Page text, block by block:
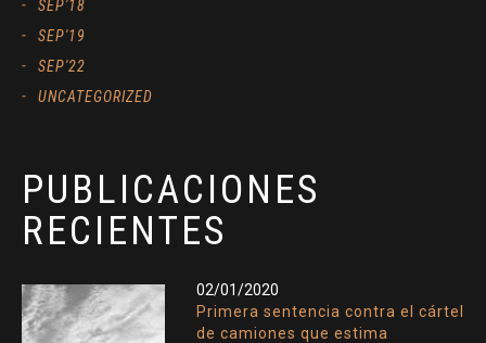
SEP'18
SEP'19
SEP'22
UNCATEGORIZED
PUBLICACIONES
RECIENTES
02/01/2020
Primera sentencia contra el cártel
de camiones que estima